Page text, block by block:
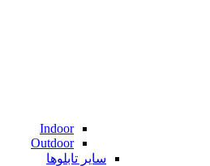
Indoor
Outdoor
سایر تابلوها